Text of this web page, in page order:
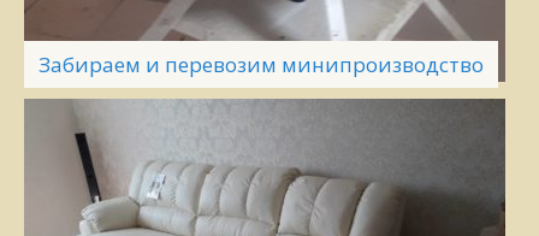
Забираем и перевозим минипроизводство